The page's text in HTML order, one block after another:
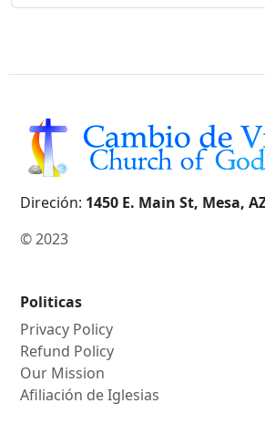
Direción: 1450 E. Main St, Mesa,
© 2023
Politicas
Privacy Policy
Refund Policy
Our Mission
Afiliación de Iglesias